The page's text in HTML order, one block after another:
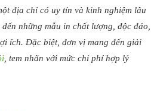
địa chỉ có uy tín và kinh nghiệm lâu
những mẫu in chất lượng, độc đáo,
ích. Đặc biệt, đơn vị mang đến giải
, tem nhãn với mức chi phí hợp lý